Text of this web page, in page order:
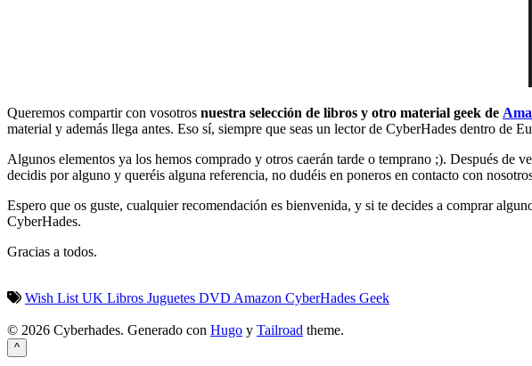
Queremos compartir con vosotros nuestra selección de libros y otro material geek de
material y además llega antes. Eso sí, siempre que seas un lector de CyberHades dentro de
Algunos elementos ya los hemos comprado y otros caerán tarde o temprano ;). Después de
decidis por alguno y queréis alguna referencia, no dudéis en poneros en contacto con
Espero que os guste, cualquier recomendación es bienvenida, y si te decides a comprar
CyberHades.
Gracias a todos.
Wish List UK Libros Juguetes DVD Amazon CyberHades Geek
© 2026 Cyberhades. Generado con Hugo y Tailroad theme.
^